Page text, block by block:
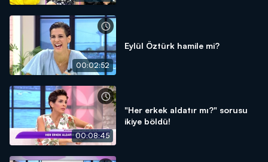
00:02:52
Eylül Öztürk hamile mi?
00:08:45
"Her erkek aldatır mı?" sorusu
ikiye böldü!